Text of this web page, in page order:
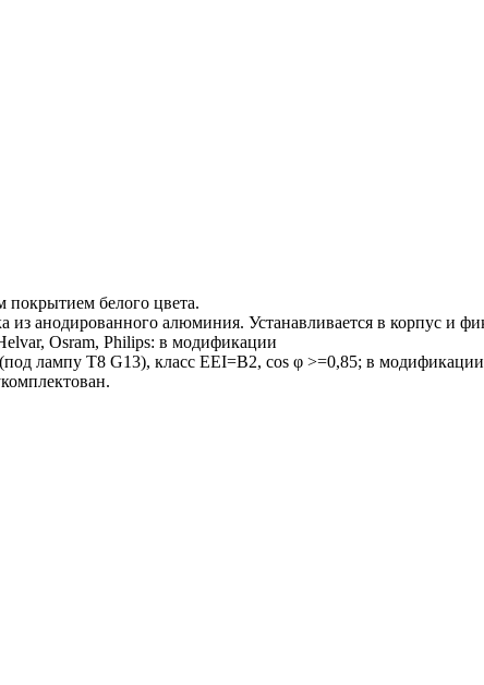
покрытием белого цвета.
из анодированного алюминия. Устанавливается в корпус и
Osram, Philips: в модификации
лампу T8 G13), класс EEI=B2, cos φ >=0,85; в